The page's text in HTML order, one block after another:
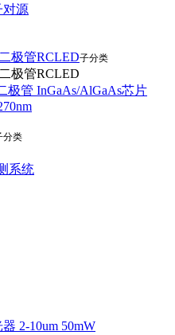
对源
极管RCLED子分类
极管RCLED
极管 InGaAs/AlGaAs芯片
分类
系统
2-10um 50mW